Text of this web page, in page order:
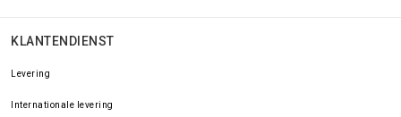
KLANTENDIENST
Levering
Internationale levering